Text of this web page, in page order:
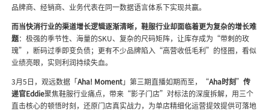
品牌商、经销商、业务代表在同一数据语言体系下实现共赢。
而当快消行业的渠道增长逻辑逐渐清晰，鞋服行业却面临着更为复杂的增长难
题：极强的季节性、海量的SKU、复杂的尺码矩阵，让库存成为“带刺的玫
瑰”，断码过季即变负债；更有不少品牌陷入“高营收低毛利”的怪圈，看似
业绩亮眼，实则利润持续失血。
3月5日，观远数据「Aha! Moment 」第三期直播如期而至，“Aha时刻”传
递官Eddie聚焦鞋服行业痛点，带来“影子门店”对标法的深度拆解，用三个
直击核心的顿悟时刻，还原门店真实战力，为单店精细化运营提效提供可落地